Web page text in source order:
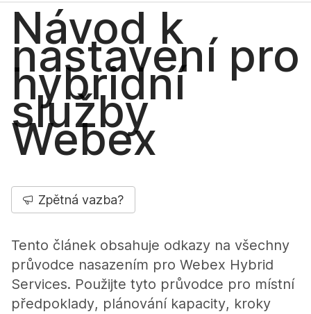
Návod k
nastavení pro
hybridní
služby
Webex
Zpětná vazba?
Tento článek obsahuje odkazy na všechny
průvodce nasazením pro Webex Hybrid
Services. Použijte tyto průvodce pro místní
předpoklady, plánování kapacity, kroky